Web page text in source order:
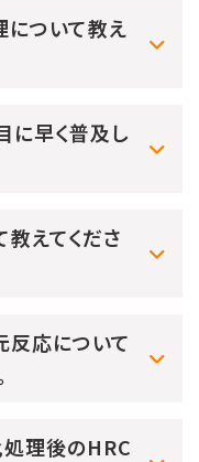
ついて教え
に早く普及し
えてくださ
反応について
理後のHRC